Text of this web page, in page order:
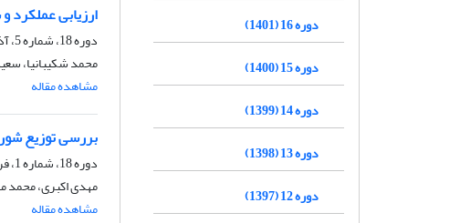
ارزیابی
دوره 18، شماره 5، آذر و دی 1403، صفحه
محمد شکیبانیا،
مشاهده مقاله
بررسی توزیع
دوره 18، شماره 1، فروردین و اردیبهشت 1403، صفحه
مهدی اکبری،
مشاهده مقاله
دوره 16 (1401)
دوره 15 (1400)
دوره 14 (1399)
دوره 13 (1398)
دوره 12 (1397)